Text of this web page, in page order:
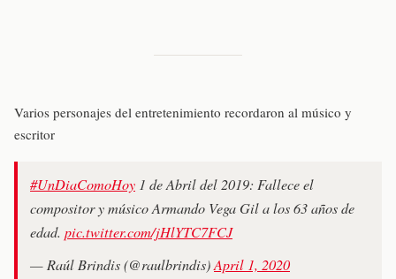
Varios personajes del entretenimiento recordaron al músico y
escritor
#UnDiaComoHoy 1 de Abril del 2019: Fallece el
compositor y músico Armando Vega Gil a los 63 años de
edad. pic.twitter.com/jHlYTC7FCJ
— Raúl Brindis (@raulbrindis)April 1, 2020